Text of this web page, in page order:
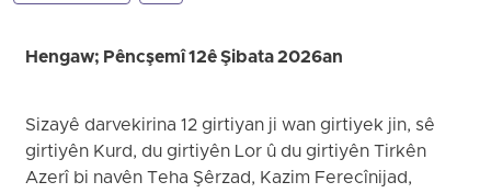
Hengaw; Pêncşemî 12ê Şibata 2026an
Sizayê darvekirina 12 girtiyan ji wan girtiyek jin, sê
girtiyên Kurd, du girtiyên Lor û du girtiyên Tirkên
Azerî bi navên Teha Şêrzad, Kazim Ferecînijad,